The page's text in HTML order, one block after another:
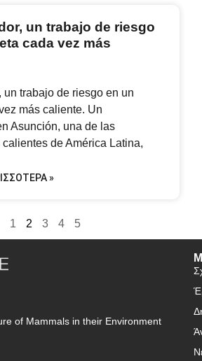
un trabajo de riesgo
cada vez más
un trabajo de riesgo en un
más caliente. Un
Asunción, una de las
de América Latina,
»
1 2 3 4 5
of Mammals in their Environment